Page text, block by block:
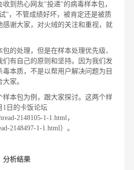
到热心网友"投递"的病毒样本包，
"，不管成绩好坏，被肯定还是被质
感谢大家，对火绒的关注和重视，就
的处理，但是在样本处理优先级、
们有自己的原则和坚持。因为我们发
本质，不是以帮用户解决问题为目
家。
样本包为例，跟大家探讨。这两个样
1日的卡饭论坛
2148105-1-1.html，
2148497-1-1.html）。
分析结果